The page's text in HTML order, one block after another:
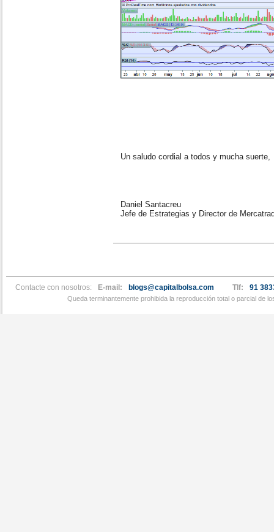
Un saludo cordial a todos y mucha suerte,
Daniel Santacreu
Jefe de Estrategias y Director de
Contacte con nosotros: E-mail: blogs@capitalbolsa.com Tlf: 91
Queda terminantemente prohibida la reproducción total o parcial de